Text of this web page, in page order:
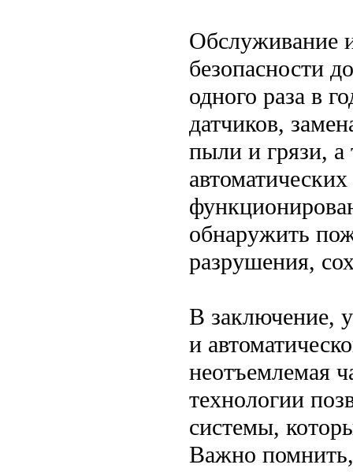
Обслуживание
безопасности
одного раза в
датчиков,
пыли и грязи, а
обнаружить
разрушения,
В заключение,
и
неотъемлемая
технологии
системы,
Важно